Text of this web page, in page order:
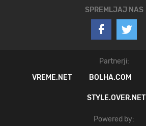
SPREMLJAJ NAS
Partnerji:
VREME.NET
BOLHA.COM
STYLE.OVER.NET
Powered by: